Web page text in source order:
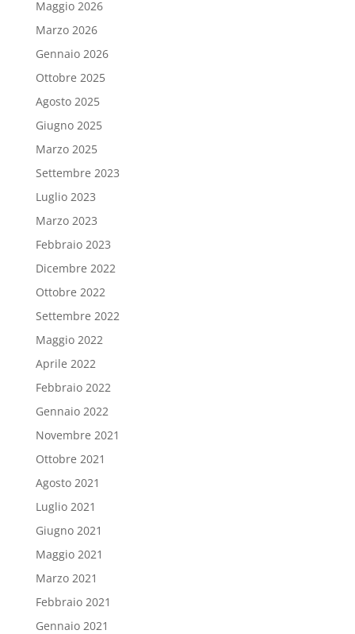
Maggio 2026
Marzo 2026
Gennaio 2026
Ottobre 2025
Agosto 2025
Giugno 2025
Marzo 2025
Settembre 2023
Luglio 2023
Marzo 2023
Febbraio 2023
Dicembre 2022
Ottobre 2022
Settembre 2022
Maggio 2022
Aprile 2022
Febbraio 2022
Gennaio 2022
Novembre 2021
Ottobre 2021
Agosto 2021
Luglio 2021
Giugno 2021
Maggio 2021
Marzo 2021
Febbraio 2021
Gennaio 2021